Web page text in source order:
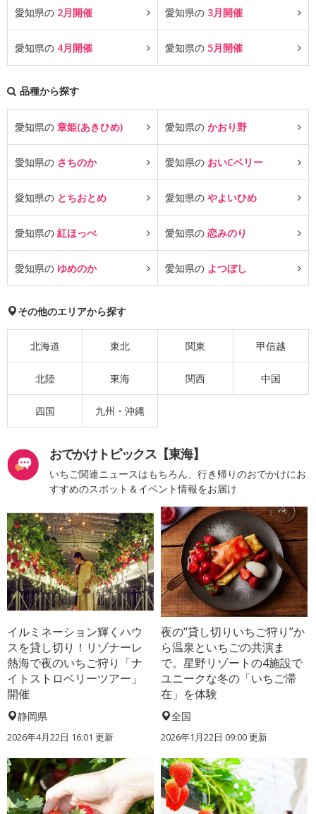
愛知県の 2月開催 愛知県の 3月開催
愛知県の 4月開催 愛知県の 5月開催
品種から探す
愛知県の 章姫(あきひめ) 愛知県の かおり野
愛知県の さちのか 愛知県の おいCベリー
愛知県の とちおとめ 愛知県の やよいひめ
愛知県の 紅ほっぺ 愛知県の 恋みのり
愛知県の ゆめのか 愛知県の よつぼし
その他のエリアから探す
北海道 東北 関東 甲信越
北陸 東海 関西 中国
四国 九州・沖縄
おでかけトピックス【東海】
いちご関連ニュースはもちろん、行き帰りのおでかけにお
すすめのスポット＆イベント情報をお届け
イルミネーション輝くハウ
スを貸し切り！リゾナーレ
熱海で夜のいちご狩り「ナ
イトストロベリーツアー」
開催
静岡県
2026年4月22日 16:01 更新
夜の“貸し切りいちご狩り”か
ら温泉といちごの共演ま
で。星野リゾートの4施設で
ユニークな冬の「いちご滞
在」を体験
全国
2026年1月22日 09:00 更新